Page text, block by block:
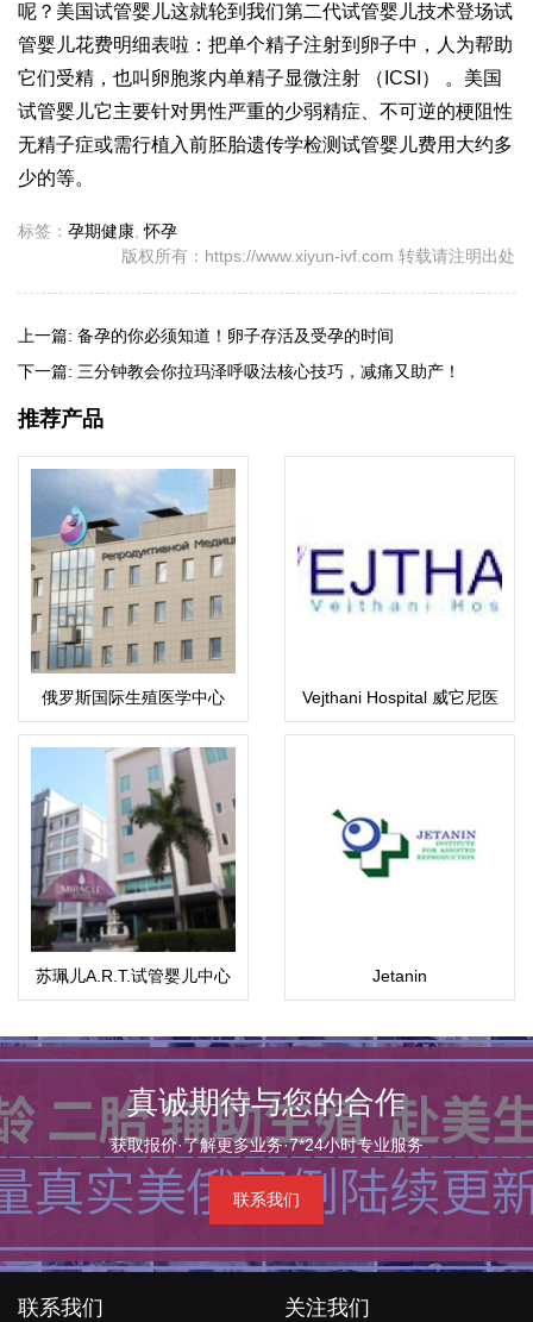
呢？美国试管婴儿这就轮到我们第二代试管婴儿技术登场试
管婴儿花费明细表啦：把单个精子注射到卵子中，人为帮助
它们受精，也叫卵胞浆内单精子显微注射 （ICSI） 。美国
试管婴儿它主要针对男性严重的少弱精症、不可逆的梗阻性
无精子症或需行植入前胚胎遗传学检测试管婴儿费用大约多
少的等。
标签： 孕期健康,怀孕
版权所有：https://www.xiyun-ivf.com 转载请注明出处
上一篇: 备孕的你必须知道！卵子存活及受孕的时间
下一篇: 三分钟教会你拉玛泽呼吸法核心技巧，减痛又助产！
推荐产品
俄罗斯国际生殖医学中心
(ICRM)
Vejthani Hospital 威它尼医
院
苏珮儿A.R.T.试管婴儿中心 Jetanin
真诚期待与您的合作
获取报价·了解更多业务·7*24小时专业服务
联系我们
联系我们 关注我们